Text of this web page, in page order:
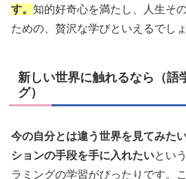
す。 知的好奇心を満たし、人生そ
ための、贅沢な学びといえるでしょ
新しい世界に触れるなら（語
グ）
今の自分とは違う世界を見てみた
ションの手段を手に入れたいとい
ラミングの学習がぴったりです。